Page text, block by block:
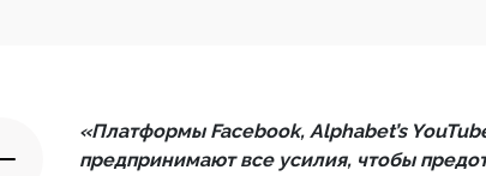
«Платформы Facebook, Alphabet’s
предпринимают все усилия, чтобы